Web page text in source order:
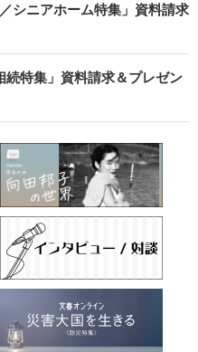
シニアホーム特集」資料請求
続特集」資料請求＆プレゼン